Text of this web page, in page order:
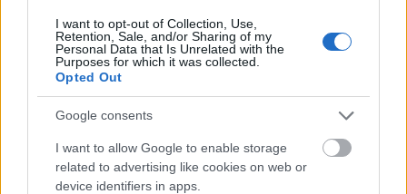
I want to opt-out of Collection, Use,
Retention, Sale, and/or Sharing of my
Personal Data that Is Unrelated with the
Purposes for which it was collected.
Opted Out
Google consents
I want to allow Google to enable storage
related to advertising like cookies on web or
device identifiers in apps.
Όπως σημειώνει η έρευνα, η σημασία του
Employer Branding διαφαίνεται κυρίως από τις
επιδόσεις των εταιρειών να προσελκύουν και να
διατηρούν ταλαντούχους επαγγελματίες. Πιο